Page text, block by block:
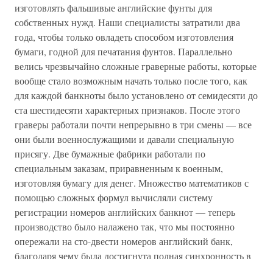
изготовлять фальшивые английские фунты для
собственных нужд. Наши специалисты затратили два
года, чтобы только овладеть способом изготовления
бумаги, годной для печатания фунтов. Параллельно
велись чрезвычайно сложные граверные работы, которые
вообще стало возможным начать только после того, как
для каждой банкноты было установлено от семидесяти до
ста шестидесяти характерных признаков. После этого
граверы работали почти непрерывно в три смены — все
они были военнослужащими и давали специальную
присягу. Две бумажные фабрики работали по
специальным заказам, приравненным к военным,
изготовляя бумагу для денег. Множество математиков с
помощью сложных формул вычисляли систему
регистрации номеров английских банкнот — теперь
производство было налажено так, что мы постоянно
опережали на сто-двести номеров английский банк,
благодаря чему была достигнута полная синхронность в